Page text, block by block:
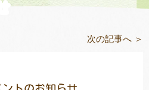
次の記事へ ＞